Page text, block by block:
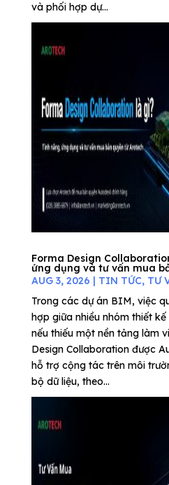
và phối hợp dự...
Forma Design
ứng dụng và tư vấn mua
AUG 3, 2026 | TIN TỨC, TƯ
Trong các dự án BIM, việc
hợp giữa nhiều nhóm thiết
nếu thiếu một nền tảng làm
Design Collaboration được
hỗ trợ cộng tác trên môi
bộ dữ liệu, theo...